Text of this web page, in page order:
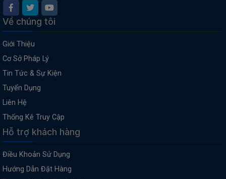
Về chúng tôi
Giới Thiệu
Cơ Sở Pháp Lý
Tin Tức & Sự Kiện
Tuyển Dụng
Liên Hệ
Thống Kê Truy Cập
Hỗ trợ khách hàng
Điều Khoản Sử Dụng
Hướng Dẫn Đặt Hàng